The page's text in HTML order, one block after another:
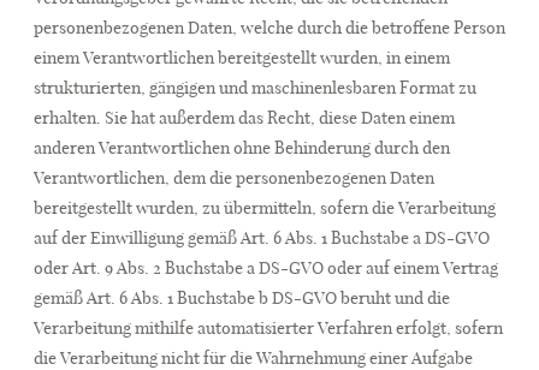
personenbezogenen Daten, welche durch die betroffene Person
einem Verantwortlichen bereitgestellt wurden, in einem
strukturierten, gängigen und maschinenlesbaren Format zu
erhalten. Sie hat außerdem das Recht, diese Daten einem
anderen Verantwortlichen ohne Behinderung durch den
Verantwortlichen, dem die personenbezogenen Daten
bereitgestellt wurden, zu übermitteln, sofern die Verarbeitung
auf der Einwilligung gemäß Art. 6 Abs. 1 Buchstabe a DS-GVO
oder Art. 9 Abs. 2 Buchstabe a DS-GVO oder auf einem Vertrag
gemäß Art. 6 Abs. 1 Buchstabe b DS-GVO beruht und die
Verarbeitung mithilfe automatisierter Verfahren erfolgt, sofern
die Verarbeitung nicht für die Wahrnehmung einer Aufgabe